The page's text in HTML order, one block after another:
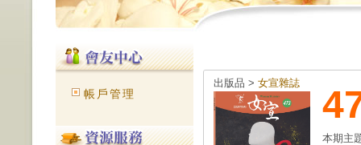
帳戶管理
出版品 > 女宣雜誌
本期主